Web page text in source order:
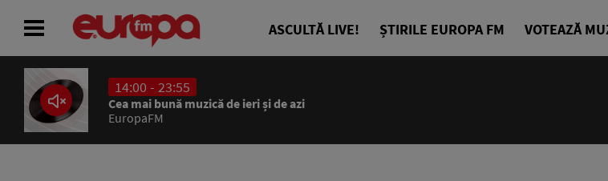
ASCULTĂ LIVE! ȘTIRILE EUROPA FM VOTEAZĂ
14:00 - 23:55
Cea mai bună muzică de ieri și de azi
EuropaFM
ACASĂ
ȘTIRI